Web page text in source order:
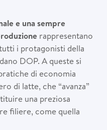
e una sempre
rappresentano
i protagonisti della
DOP. A queste si
di economia
di latte, che “avanza”
una preziosa
filiere, come quella